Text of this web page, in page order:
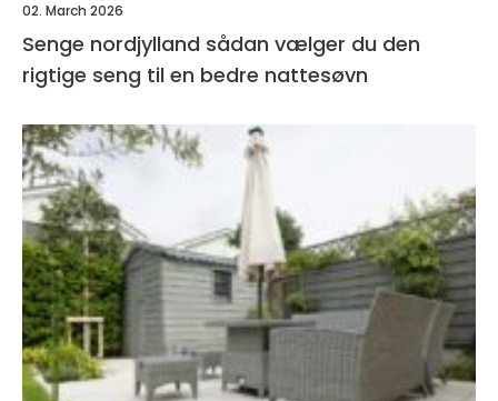
02. March 2026
Senge nordjylland sådan vælger du den
rigtige seng til en bedre nattesøvn